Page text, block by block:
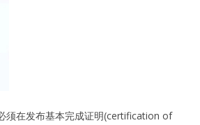
须在发布基本完成证明(certification of